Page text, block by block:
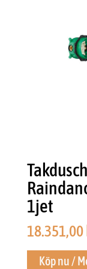
1jet
18.351,00
Köp nu /